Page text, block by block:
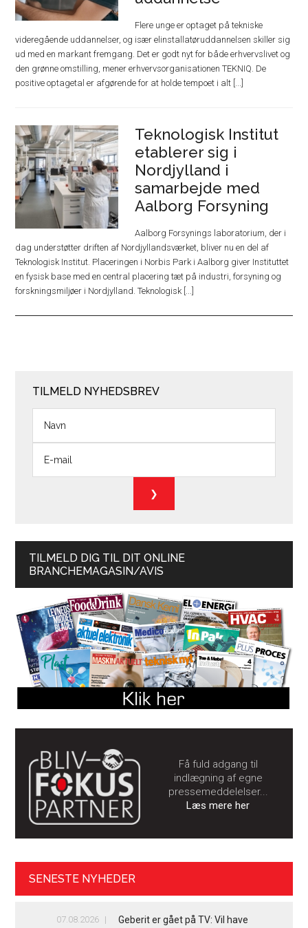
Flere unge er optaget på tekniske
videregående uddannelser, og især elinstallatøruddannelsen skiller sig
ud med en markant fremgang. Det er godt nyt for både erhvervslivet og
den grønne omstilling, mener erhvervsorganisationen TEKNIQ. De
positive optagetal er afgørende for at holde tempoet i alt [...]
Teknologisk Institut
etablerer sig i
Nordjylland i
samarbejde med
Aalborg Forsyning
Aalborg Forsynings laboratorium, der i
dag understøtter driften af Nordjyllandsværket, bliver nu en del af
Teknologisk Institut. Placeringen i Norbis Park i Aalborg giver Instituttet
en fysisk base med en central placering tæt på industri, forsyning og
forskningsmiljøer i Nordjylland. Teknologisk [...]
TILMELD NYHEDSBREV
TILMELD DIG TIL DIT ONLINE
BRANCHEMAGASIN/AVIS
Få fuld adgang til
indlægning af egne
pressemeddelelser...
Læs mere her
SENESTE NYHEDER
07.08.2026
Geberit er gået på TV: Vil have